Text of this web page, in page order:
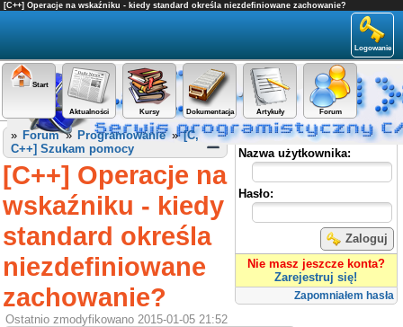
[C++] Operacje na wskaźniku - kiedy standard określa niezdefiniowane zachowanie?
Logowanie
Start
Aktualności Kursy Dokumentacja Artykuły Forum
Panel użytkownika
Nazwa użytkownika:
Hasło:
Zaloguj
Nie masz jeszcze konta?
Zarejestruj się!
Zapomniałem hasła
» Forum» Programowanie»[C,
C++] Szukam pomocy
[C++] Operacje na
wskaźniku - kiedy
standard określa
niezdefiniowane
zachowanie?
Ostatnio zmodyfikowano 2015-01-05 21:52